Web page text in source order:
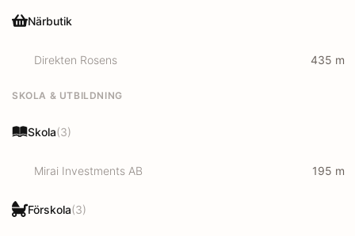
Närbutik
Direkten Rosens 435 m
SKOLA & UTBILDNING
Skola(3)
Mirai Investments AB 195 m
Förskola(3)